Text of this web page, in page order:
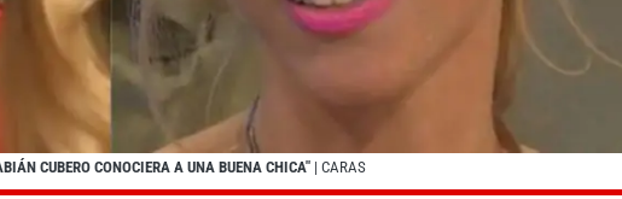
CUBERO CONOCIERA A UNA BUENA CHICA" | CARAS